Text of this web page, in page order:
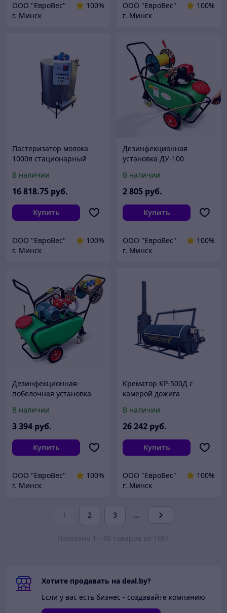
ООО "ЕвроВес"
100%
г. Минск
ООО "ЕвроВес"
100%
г. Минск
Пастеризатор молока
1000л стационарный
В наличии
16 818.75 руб.
Купить
ООО "ЕвроВес"
100%
г. Минск
Дезинфекционная
установка ДУ-100
В наличии
2 805 руб.
Купить
ООО "ЕвроВес"
100%
г. Минск
Дезинфекционная-
побелочная установка
В наличии
3 394 руб.
Купить
ООО "ЕвроВес"
100%
г. Минск
Крематор КР-500Д с
камерой дожига
В наличии
26 242 руб.
Купить
ООО "ЕвроВес"
100%
г. Минск
1 2 3 ...
Показано 1 - 48 товаров из 100+
Хотите продавать на deal.by?
Если у вас есть бизнес - создавайте компанию